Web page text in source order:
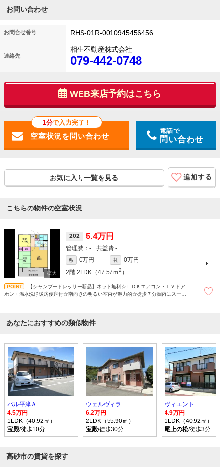
お問い合わせ
お問合せ番号 RHS-01R-0010945456456
連絡先
相生不動産株式会社
079-442-0748
WEB来店予約はこちら
1分で入力完了！
電話で
問い合わせ
お気に入り一覧を見る
こちらの物件の空室状況
202 5.4万円
- -
敷 0万円 礼
0万円
2階 2LDK（47.57ｍ2 ）
【シャンプードレッサー新品】ネット無料☆ＬＤＫエアコン・ＴＶドア
ホン・温水洗浄暖房便座付☆南向きの明るい室内が魅力的☆徒歩７分圏内にスーパ
あなたにおすすめの類似物件
パル平津Ａ
4.5万円
1LDK（40.92㎡）
宝殿/徒歩10分
ウェルヴィラ
6.2万円
2LDK（55.90㎡）
宝殿/徒歩30分
ヴィエント
4.9万円
1LDK（40.92㎡）
尾上の松/徒歩3分
高砂市の賃貸を探す